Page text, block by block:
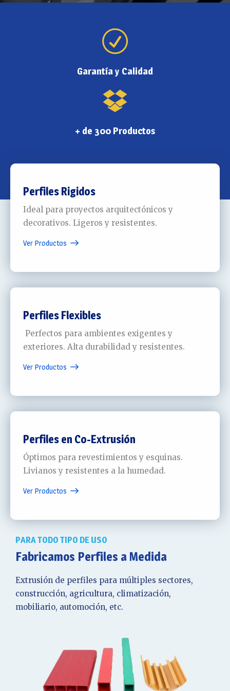
Garantía y Calidad
+ de 300 Productos
Perfiles Rigidos
Ideal para proyectos arquitectónicos y
decorativos. Ligeros y resistentes.
Ver Productos
Perfiles Flexibles
Perfectos para ambientes exigentes y
exteriores. Alta durabilidad y resistentes.
Ver Productos
Perfiles en Co-Extrusión
Óptimos para revestimientos y esquinas.
Livianos y resistentes a la humedad.
Ver Productos
PARA TODO TIPO DE USO
Fabricamos Perfiles a Medida
Extrusión de perfiles para múltiples sectores,
construcción, agricultura, climatización,
mobiliario, automoción, etc.